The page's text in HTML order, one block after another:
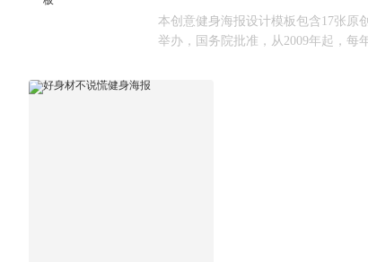
本创意健身海报设计模板包含17张原
举办，国务院批准，从2009年起，每